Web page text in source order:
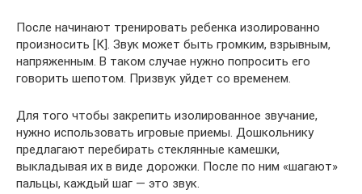
После начинают тренировать ребенка изолированно
произносить [К]. Звук может быть громким, взрывным,
напряженным. В таком случае нужно попросить его
говорить шепотом. Призвук уйдет со временем.
Для того чтобы закрепить изолированное звучание,
нужно использовать игровые приемы. Дошкольнику
предлагают перебирать стеклянные камешки,
выкладывая их в виде дорожки. После по ним «шагают»
пальцы, каждый шаг — это звук.